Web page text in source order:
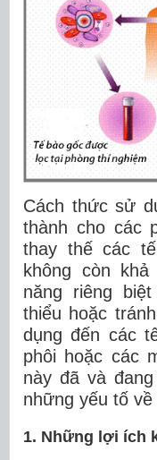
Cách thức sử
thành cho các
thay thế các
không còn
năng riêng
thiểu hoặc
dụng đến các
phôi hoặc các
này đã và
những yếu tố về
1. Những lợi ích